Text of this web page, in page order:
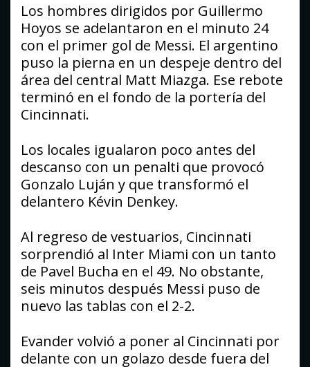
Los hombres dirigidos por Guillermo
Hoyos se adelantaron en el minuto 24
con el primer gol de Messi. El argentino
puso la pierna en un despeje dentro del
área del central Matt Miazga. Ese rebote
terminó en el fondo de la portería del
Cincinnati.
Los locales igualaron poco antes del
descanso con un penalti que provocó
Gonzalo Luján y que transformó el
delantero Kévin Denkey.
Al regreso de vestuarios, Cincinnati
sorprendió al Inter Miami con un tanto
de Pavel Bucha en el 49. No obstante,
seis minutos después Messi puso de
nuevo las tablas con el 2-2.
Evander volvió a poner al Cincinnati por
delante con un golazo desde fuera del